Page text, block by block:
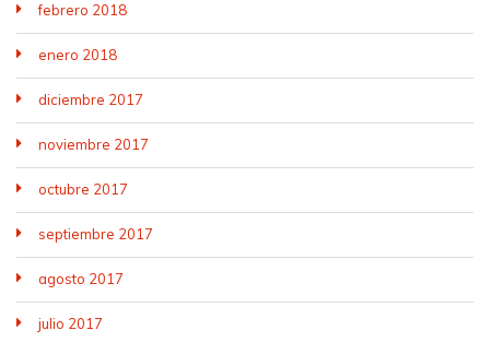
febrero 2018
enero 2018
diciembre 2017
noviembre 2017
octubre 2017
septiembre 2017
agosto 2017
julio 2017